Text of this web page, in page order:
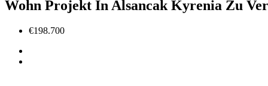
Wohn Projekt In Alsancak Kyrenia Zu
€198.700